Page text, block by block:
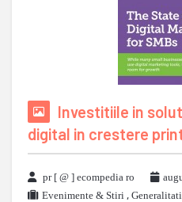
Investitiile in
digital in crestere
pr [ @ ] ecompedia ro
Evenimente & Stiri , Generalitati